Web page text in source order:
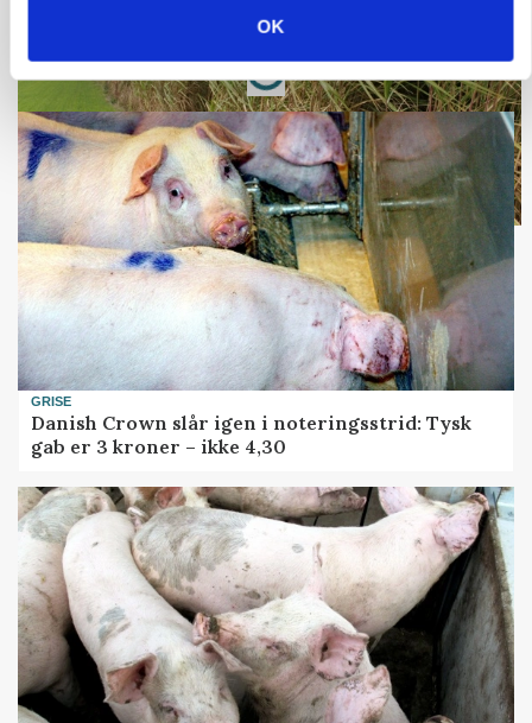
OK
Annonce
Loading...
GRISE
Danish Crown slår igen i noteringsstrid: Tysk
gab er 3 kroner – ikke 4,30